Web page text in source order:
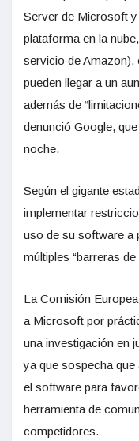
Server de Microsoft
plataforma en la
servicio de Amazon),
pueden llegar a un
además de
denunció Google,
noche.
Según el gigante
implementar
uso de su software a
múltiples “barreras de
La Comisión
a Microsoft por
una investigación en
ya que sospecha
el software para
herramienta de
competidores.